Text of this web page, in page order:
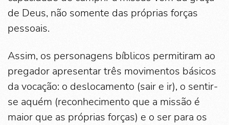
de Deus, não somente das próprias forças
pessoais.
Assim, os personagens bíblicos permitiram ao
pregador apresentar três movimentos básicos
da vocação: o deslocamento (sair e ir), o sentir-
se aquém (reconhecimento que a missão é
maior que as próprias forças) e o ser para os